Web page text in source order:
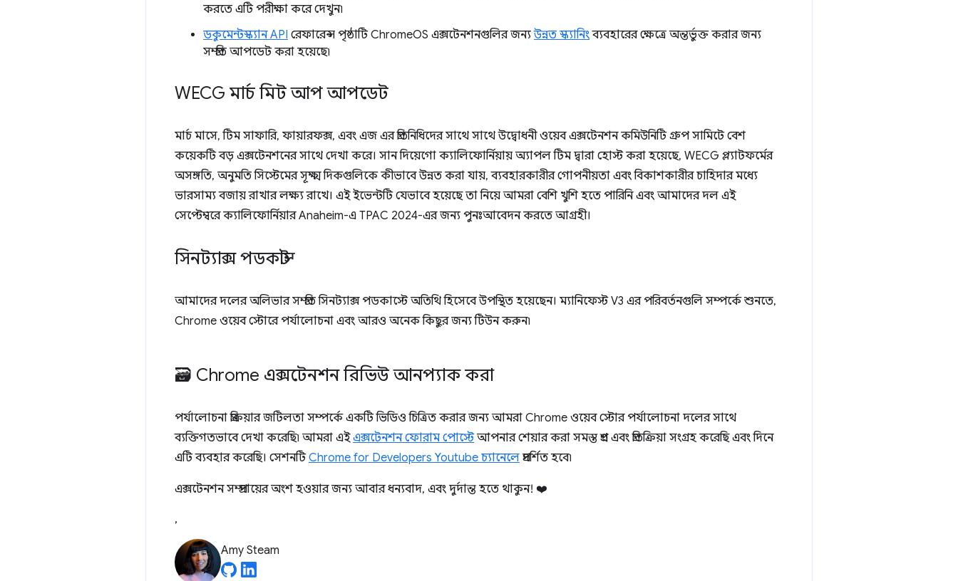
করতে এটি পরীক্ষা করে দেখুন৷
ডকুমেন্টস্ক্যান API রেফারেন্স পৃষ্ঠাটি ChromeOS এক্সটেনশনগুলির জন্যউন্নত স্ক্যানিংব্যবহারের ক্ষেত্রে অন্তর্ভুক্ত করার জন্য
সম্প্রতি আপডেট করা হয়েছে৷
WECG মার্চ মিট আপ আপডেট
মার্চ মাসে, টিম সাফারি, ফায়ারফক্স, এবং এজ এর প্রতিনিধিদের সাথে সাথে উদ্বোধনী ওয়েব এক্সটেনশন কমিউনিটি গ্রুপ সামিটে বেশ
কয়েকটি বড় এক্সটেনশনের সাথে দেখা করে। সান দিয়েগো ক্যালিফোর্নিয়ায় অ্যাপল টিম দ্বারা হোস্ট করা হয়েছে, WECG প্ল্যাটফর্মের
অসঙ্গতি, অনুমতি সিস্টেমের সূক্ষ্ম দিকগুলিকে কীভাবে উন্নত করা যায়, ব্যবহারকারীর গোপনীয়তা এবং বিকাশকারীর চাহিদার মধ্যে
ভারসাম্য বজায় রাখার লক্ষ্য রাখে। এই ইভেন্টটি যেভাবে হয়েছে তা নিয়ে আমরা বেশি খুশি হতে পারিনি এবং আমাদের দল এই
সেপ্টেম্বরে ক্যালিফোর্নিয়ার Anaheim-এ TPAC 2024-এর জন্য পুনঃআবেদন করতে আগ্রহী।
সিনট্যাক্স পডকাস্ট
আমাদের দলের অলিভার সম্প্রতি সিনট্যাক্স পডকাস্টে অতিথি হিসেবে উপস্থিত হয়েছেন। ম্যানিফেস্ট V3 এর পরিবর্তনগুলি সম্পর্কে শুনতে,
Chrome ওয়েব স্টোরে পর্যালোচনা এবং আরও অনেক কিছুর জন্য টিউন করুন৷
🗃️ Chrome এক্সটেনশন রিভিউ আনপ্যাক করা
পর্যালোচনা প্রক্রিয়ার জটিলতা সম্পর্কে একটি ভিডিও চিত্রিত করার জন্য আমরা Chrome ওয়েব স্টোর পর্যালোচনা দলের সাথে
ব্যক্তিগতভাবে দেখা করেছি৷ আমরা এইএক্সটেনশন ফোরাম পোস্টেআপনার শেয়ার করা সমস্ত প্রশ্ন এবং প্রতিক্রিয়া সংগ্রহ করেছি এবং দিনে
এটি ব্যবহার করেছি। সেশনটিChrome for Developers Youtube চ্যানেলে প্রদর্শিত হবে৷
এক্সটেনশন সম্প্রদায়ের অংশ হওয়ার জন্য আবার ধন্যবাদ, এবং দুর্দান্ত হতে থাকুন! ❤️
,
Amy Steam